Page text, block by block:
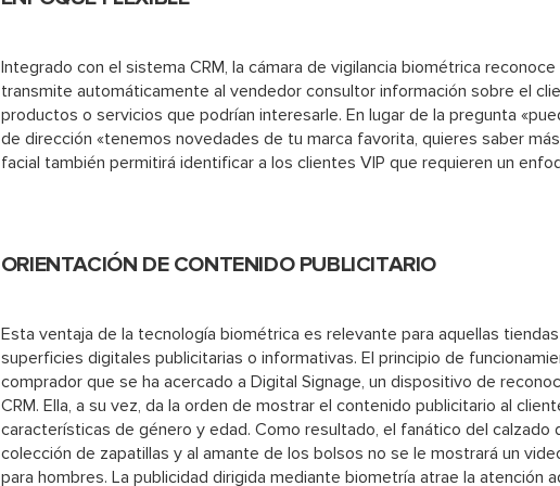
Integrado con el sistema CRM, la cámara de vigilancia biométrica
transmite automáticamente al vendedor consultor información sobre el
productos o servicios que podrían interesarle. En lugar de la pregunta
de dirección «tenemos novedades de tu marca favorita, quieres saber
facial también permitirá identificar a los clientes VIP que requieren un
ORIENTACIÓN DE CONTENIDO PUBLICITARIO
Esta ventaja de la tecnología biométrica es relevante para aquellas
superficies digitales publicitarias o informativas. El principio de
comprador que se ha acercado a Digital Signage, un dispositivo de
CRM. Ella, a su vez, da la orden de mostrar el contenido publicitario al
características de género y edad. Como resultado, el fanático del calzado
colección de zapatillas y al amante de los bolsos no se le mostrará un
para hombres. La publicidad dirigida mediante biometría atrae la atención